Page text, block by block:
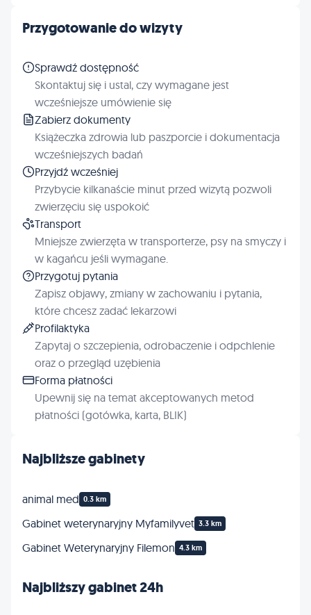
Najbliższe gabinety
animal med 0.3 km
Gabinet weterynaryjny Myfamilyvet 3.3 km
Gabinet Weterynaryjny Filemon 4.3 km
Najbliższy gabinet 24h
Przygotowanie do wizyty
Sprawdź dostępność
Skontaktuj się i ustal, czy wymagane jest
wcześniejsze umówienie się
Zabierz dokumenty
Książeczka zdrowia lub paszporcie i dokumentacja
wcześniejszych badań
Przyjdź wcześniej
Przybycie kilkanaście minut przed wizytą pozwoli
zwierzęciu się uspokoić
Transport
Mniejsze zwierzęta w transporterze, psy na smyczy i
w kagańcu jeśli wymagane.
Przygotuj pytania
Zapisz objawy, zmiany w zachowaniu i pytania,
które chcesz zadać lekarzowi
Profilaktyka
Zapytaj o szczepienia, odrobaczenie i odpchlenie
oraz o przegląd uzębienia
Forma płatności
Upewnij się na temat akceptowanych metod
płatności (gotówka, karta, BLIK)